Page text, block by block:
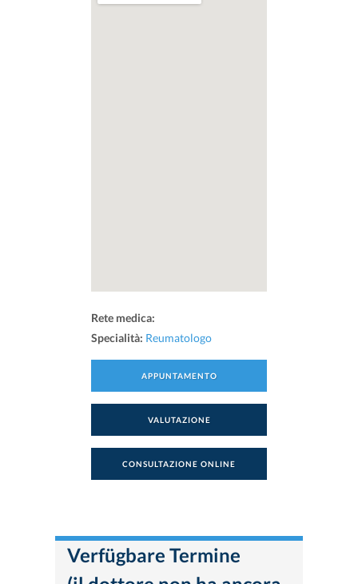
Rete medica:
Specialità: Reumatologo
APPUNTAMENTO
VALUTAZIONE
CONSULTAZIONE ONLINE
Verfügbare Termine